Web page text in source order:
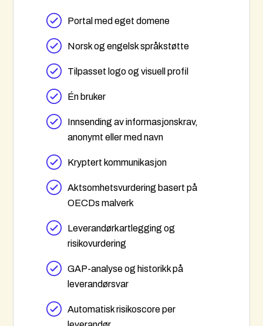
Portal med eget domene
Norsk og engelsk språkstøtte
Tilpasset logo og visuell profil
Én bruker
Innsending av informasjonskrav,
anonymt eller med navn
Kryptert kommunikasjon
Aktsomhetsvurdering basert på
OECDs malverk
Leverandørkartlegging og
risikovurdering
GAP-analyse og historikk på
leverandørsvar
Automatisk risikoscore per